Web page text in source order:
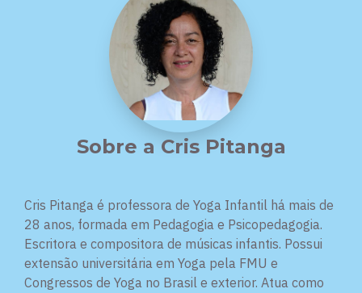
Sobre a Cris Pitanga
Cris Pitanga é professora de Yoga Infantil há mais de
28 anos, formada em Pedagogia e Psicopedagogia.
Escritora e compositora de músicas infantis. Possui
extensão universitária em Yoga pela FMU e
Congressos de Yoga no Brasil e exterior. Atua como